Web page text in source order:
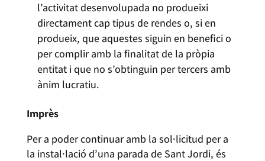
l’activitat desenvolupada no produeixi
directament cap tipus de rendes o, si en
produeix, que aquestes siguin en benefici o
per complir amb la finalitat de la pròpia
entitat i que no s’obtinguin per tercers amb
ànim lucratiu.
Imprès
Per a poder continuar amb la sol·licitud per a
la instal·lació d’una parada de Sant Jordi, és